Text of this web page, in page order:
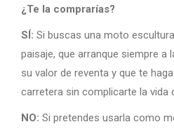
¿Te la comprarías?
SÍ: Si buscas una moto
paisaje, que arranque siempre a
su valor de reventa y que te
carretera sin complicarte la vida
NO: Si pretendes usarla como